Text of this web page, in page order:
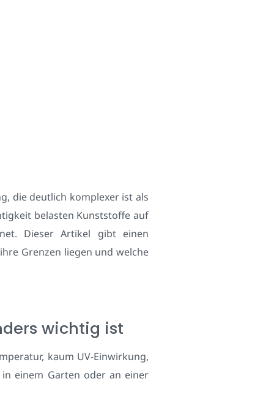
die deutlich komplexer ist als
belasten Kunststoffe auf
Dieser Artikel gibt einen
Grenzen liegen und welche
wichtig ist
kaum UV-Einwirkung,
einem Garten oder an einer